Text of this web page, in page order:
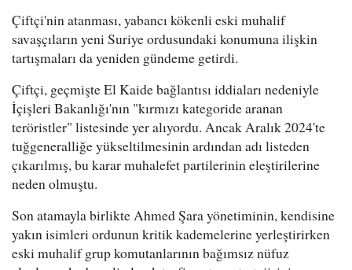
Çiftçi'nin atanması, yabancı kökenli eski muhalif
savaşçıların yeni Suriye ordusundaki konumuna ilişkin
tartışmaları da yeniden gündeme getirdi.
Çiftçi, geçmişte El Kaide bağlantısı iddiaları nedeniyle
İçişleri Bakanlığı'nın "kırmızı kategoride aranan
teröristler" listesinde yer alıyordu. Ancak Aralık 2024'te
tuğgeneralliğe yükseltilmesinin ardından adı listeden
çıkarılmış, bu karar muhalefet partilerinin eleştirilerine
neden olmuştu.
Son atamayla birlikte Ahmed Şara yönetiminin, kendisine
yakın isimleri ordunun kritik kademelerine yerleştirirken
eski muhalif grup komutanlarının bağımsız nüfuz